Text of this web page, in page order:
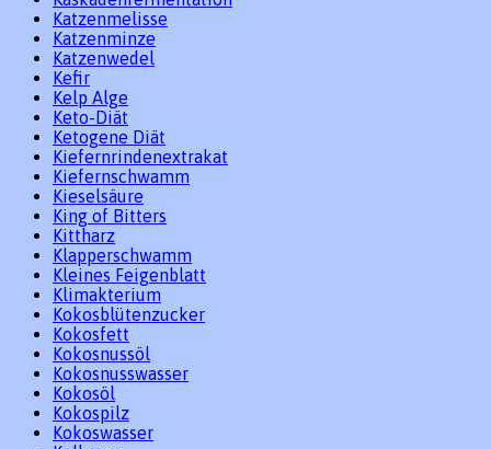
Katzenmelisse
Katzenminze
Katzenwedel
Kefir
Kelp Alge
Keto-Diät
Ketogene Diät
Kiefernrindenextrakat
Kiefernschwamm
Kieselsäure
King of Bitters
Kittharz
Klapperschwamm
Kleines Feigenblatt
Klimakterium
Kokosblütenzucker
Kokosfett
Kokosnussöl
Kokosnusswasser
Kokosöl
Kokospilz
Kokoswasser